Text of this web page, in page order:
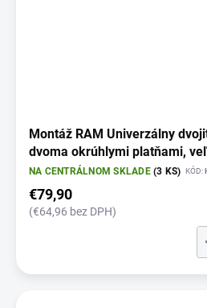
Montáž RAM Univerzálny
dvoma okrúhlymi platňami,
NA CENTRÁLNOM SKLADE(3 KS) KÓD:
€79,90
(€64,96 bez DPH)